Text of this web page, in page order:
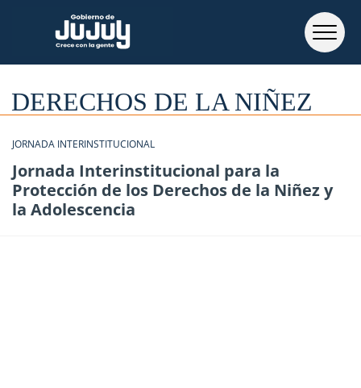
DERECHOS DE LA NIÑEZ
JORNADA INTERINSTITUCIONAL
Jornada Interinstitucional para la
Protección de los Derechos de la Niñez y
la Adolescencia